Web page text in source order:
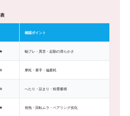
確認ポイント
軸ブレ・異音・起動の滑らかさ
摩耗・番手・偏磨耗
へたり・詰まり・粉塵蓄積
発熱・回転ムラ・ベアリング劣化